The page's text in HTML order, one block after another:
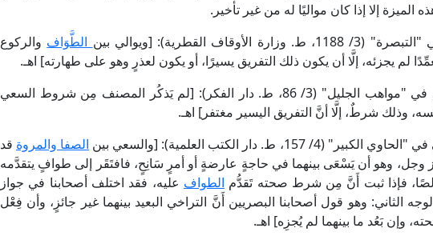
إلا إذا كان مواليًا له من غير تأخير.
القطرية): [ويوالي بين
الطَّوَاف والركوع
لم يجزئه، إلَّا أن يكون ذلك التفريق يسيرًا، أو يكون لعذرٍ وهو على طهارته] اهـ.
وقال العَلَّامة الحطاب المالكي في "مواهب الجليل" (3/ 86، ط. دار الفكر): [لم يَذكُر المصنف مِن شروط السعي
وذلك شرطٌ، إلَّا أنَّ التفريق اليسير مغتفر] اهـ.
ط. دار الكتب العلمية): [والسعي بين
الصفا والمروة قد
وجل، وهو أن يَسْعَى بينهما في حاجةٍ عارضةٍ أو أمرٍ سَانِحٍ، فافتَقَر إلى طوافٍ يتقدَّمه
فإذا ثبت أَنَّ مِن شرط صحته تَقدُّم الطواف عليه، فقد اختلف أصحابنا في جواز
الثاني: وهو قول أصحابنا البصريين أَنَّ التراخي البعيد بينهما غير جائزٍ، وأن فِعْل
وإن بَعُد ما بينهما لم يُجزِه] اهـ.